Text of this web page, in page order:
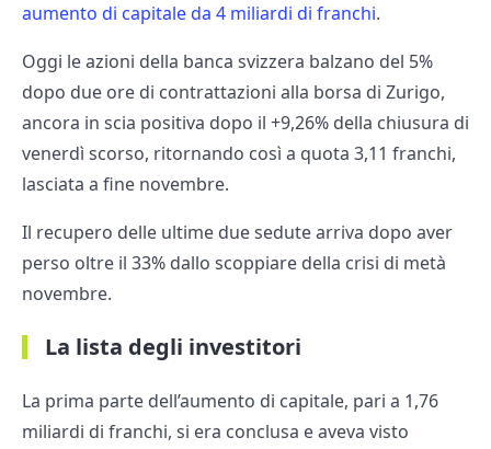
aumento di capitale da 4 miliardi di franchi.
Oggi le azioni della banca svizzera balzano del 5%
dopo due ore di contrattazioni alla borsa di Zurigo,
ancora in scia positiva dopo il +9,26% della chiusura di
venerdì scorso, ritornando così a quota 3,11 franchi,
lasciata a fine novembre.
Il recupero delle ultime due sedute arriva dopo aver
perso oltre il 33% dallo scoppiare della crisi di metà
novembre.
La lista degli investitori
La prima parte dell’aumento di capitale, pari a 1,76
miliardi di franchi, si era conclusa e aveva visto